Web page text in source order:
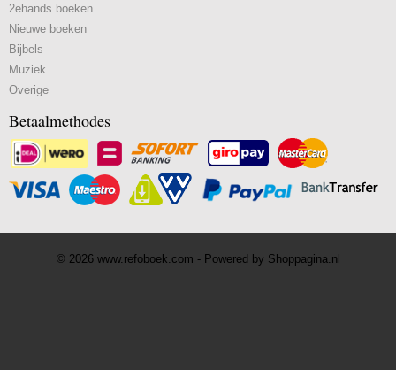
2ehands boeken
Nieuwe boeken
Bijbels
Muziek
Overige
Betaalmethodes
© 2026 www.refoboek.com - Powered by Shoppagina.nl